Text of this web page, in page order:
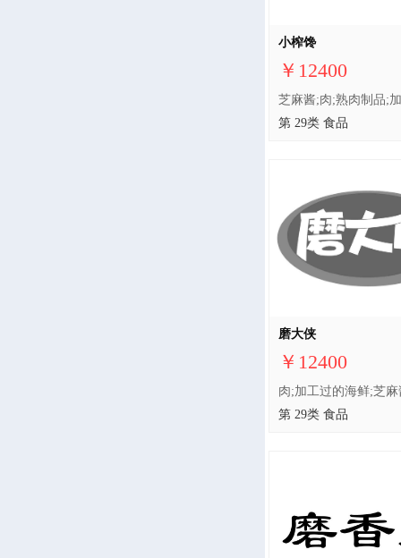
小榨馋
￥12400
第 29类 食品
磨大侠
￥12400
第 29类 食品